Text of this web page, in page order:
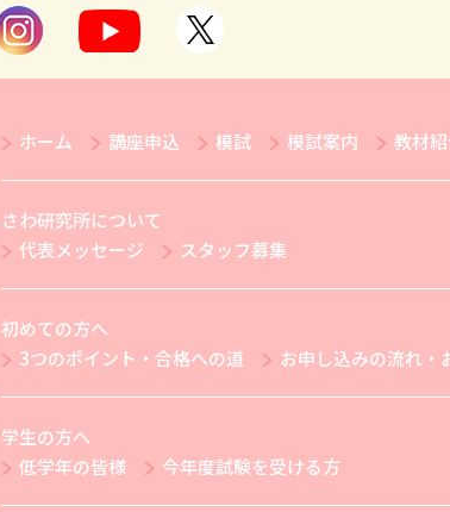
ホーム 講座申込 模試 模試案内 教材
さわ研究所について
代表メッセージ
スタッフ募集
初めての方へ
3つのポイント・合格への道
お申し込みの流れ・
学生の方へ
低学年の皆様
今年度試験を受ける方